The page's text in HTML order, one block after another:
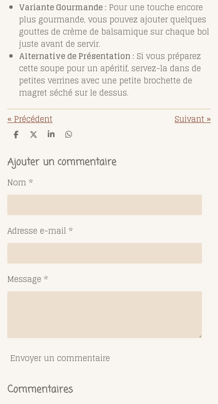
Variante Gourmande : Pour une touche encore
plus gourmande, vous pouvez ajouter quelques
gouttes de crème de balsamique sur chaque bol
juste avant de servir.
Alternative de Présentation : Si vous préparez
cette soupe pour un apéritif, servez-la dans de
petites verrines avec une petite brochette de
magret séché sur le dessus.
«Précédent Suivant»
P
t
a
e
r
P
t
a
r
P
t
a
r
P
t
a
r
Ajouter un commentaire
Nom *
Adresse e-mail *
Message *
Envoyer un commentaire
Commentaires